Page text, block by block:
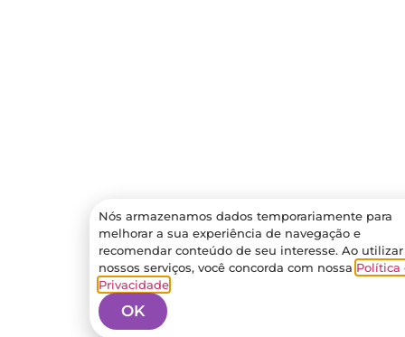
Nós armazenamos dados temporariamente para
melhorar a sua experiência de navegação e
recomendar conteúdo de seu interesse. Ao utilizar
nossos serviços, você concorda com nossa Política
Privacidade.
OK